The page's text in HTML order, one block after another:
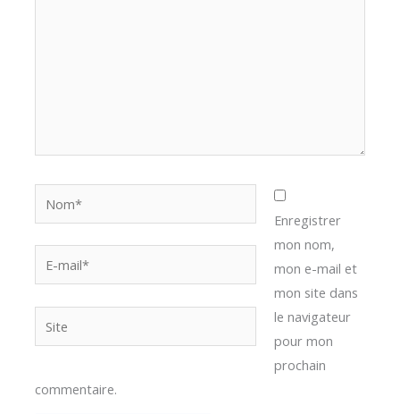
mail*
Enregistrer
mon nom,
mon e-mail et
mon site dans
le navigateur
pour mon
prochain
commentaire.